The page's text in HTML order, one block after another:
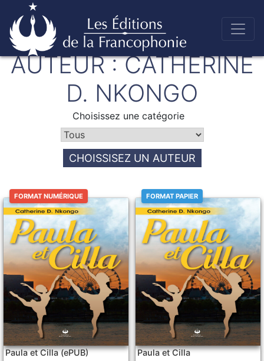
Skip
to
content
Éditions de la francophonie
AUTEUR :CATHERINE
D. NKONGO
Choisissez une catégorie
CHOISSISEZ UN AUTEUR
FORMAT NUMÉRIQUE
Paula et Cilla (ePUB)
FORMAT PAPIER
Paula et Cilla